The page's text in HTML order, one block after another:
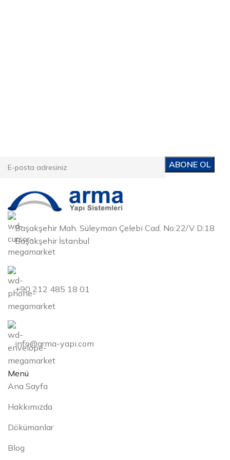
Başakşehir Mah. Süleyman Çelebi Cad. No:22/V D:18
Başakşehir İstanbul
+90 212 485 18 01
info@arma-yapi.com
Menü
Ana Sayfa
Hakkımızda
Dökümanlar
Blog